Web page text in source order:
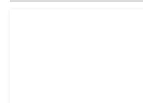
individueller als je zuvor.